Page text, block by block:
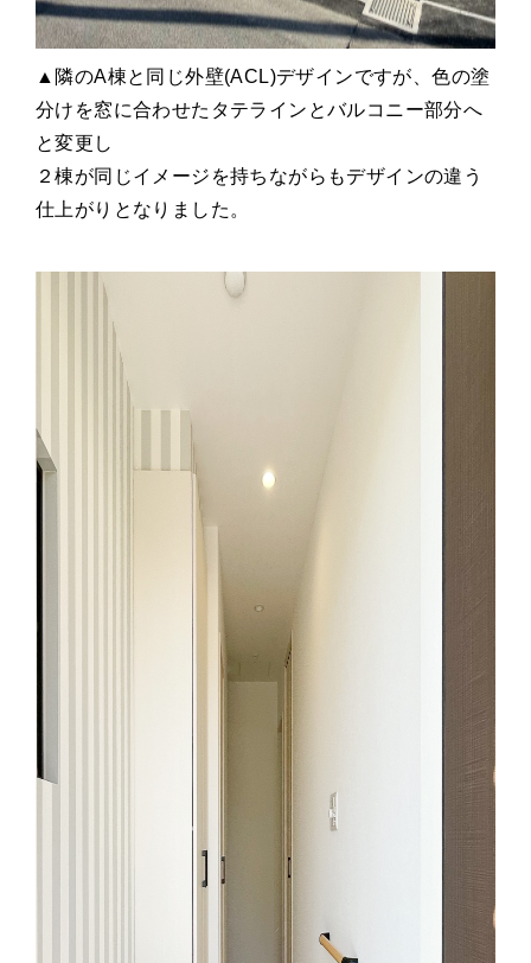
▲隣のA棟と同じ外壁(ACL)デザインですが、色の塗
分けを窓に合わせたタテラインとバルコニー部分へ
と変更し
２棟が同じイメージを持ちながらもデザインの違う
仕上がりとなりました。